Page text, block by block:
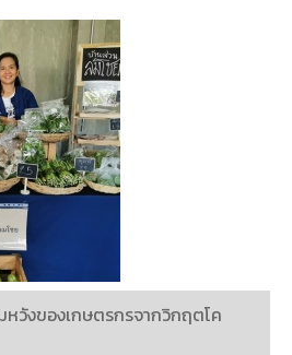
วังของเกษตรกรจากวิกฤตโค